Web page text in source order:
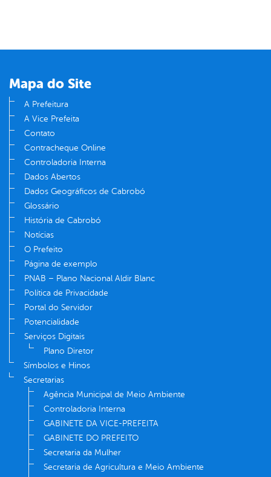
Mapa do Site
A Prefeitura
A Vice Prefeita
Contato
Contracheque Online
Controladoria Interna
Dados Abertos
Dados Geográficos de Cabrobó
Glossário
História de Cabrobó
Notícias
O Prefeito
Página de exemplo
PNAB – Plano Nacional Aldir Blanc
Política de Privacidade
Portal do Servidor
Potencialidade
Serviços Digitais
Plano Diretor
Símbolos e Hinos
Secretarias
Agência Municipal de Meio Ambiente
Controladoria Interna
GABINETE DA VICE-PREFEITA
GABINETE DO PREFEITO
Secretaria da Mulher
Secretaria de Agricultura e Meio Ambiente